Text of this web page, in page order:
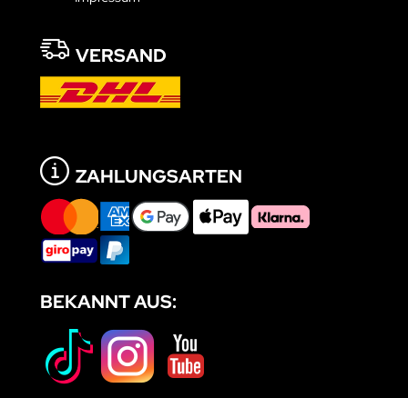
VERSAND
ZAHLUNGSARTEN
BEKANNT AUS: